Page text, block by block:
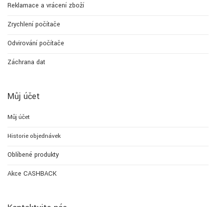
Reklamace a vrácení zboží
Zrychlení počítače
Odvirování počítače
Záchrana dat
Můj účet
Můj účet
Historie objednávek
Oblíbené produkty
Akce CASHBACK